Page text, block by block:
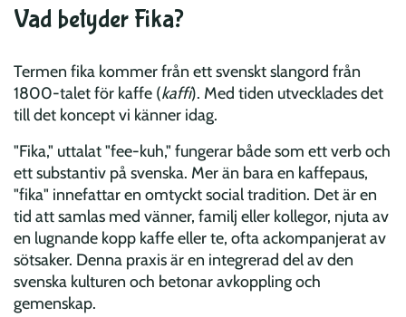
Vad betyder Fika?
Termen fika kommer från ett svenskt slangord från
1800-talet för kaffe (kaffi). Med tiden utvecklades det
till det koncept vi känner idag.
"Fika," uttalat "fee-kuh," fungerar både som ett verb och
ett substantiv på svenska. Mer än bara en kaffepaus,
"fika" innefattar en omtyckt social tradition. Det är en
tid att samlas med vänner, familj eller kollegor, njuta av
en lugnande kopp kaffe eller te, ofta ackompanjerat av
sötsaker. Denna praxis är en integrerad del av den
svenska kulturen och betonar avkoppling och
gemenskap.